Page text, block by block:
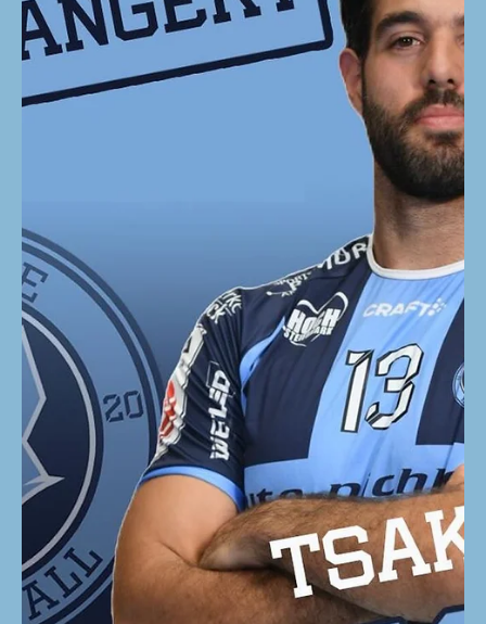
Eine historische Saison endet
im Halbfinale: BT Füchse
müssen sich FIVERS geschlagen
geben
Unsere Füchse verpassen den Einzug ins Finale der
HLA MEISTERLIGA. In einer intensiven und torreichen
Partie mussten sich die BT Füchse Auto Pichler im
zweiten Halbfinalduell dem HC FIVERS WAT
Margareten mit 30:39 (18:24) geschlagen geben.
Damit sichern sich die Wiener den vorzeitigen 2:0-Sieg
in der Best-of-Three-Serie und stehen zum 13. Mal in